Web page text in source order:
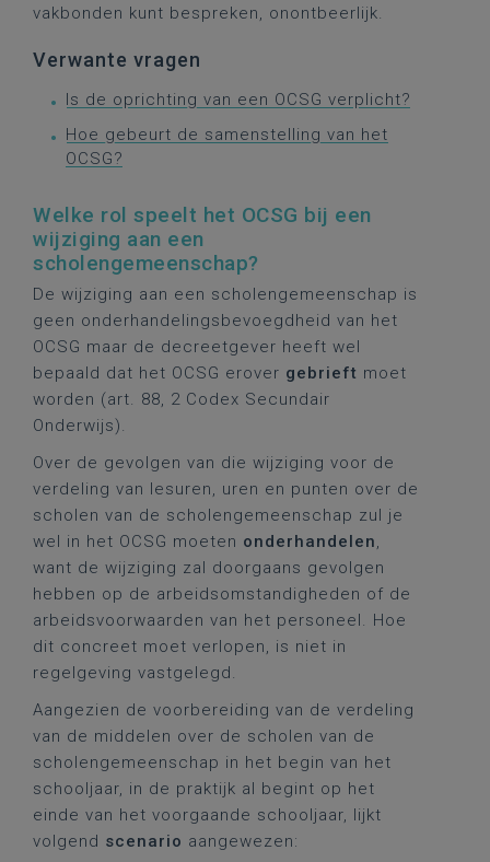
vakbonden kunt bespreken, onontbeerlijk.
Verwante vragen
Is de oprichting van een OCSG verplicht?
Hoe gebeurt de samenstelling van het
OCSG?
Welke rol speelt het OCSG bij een
wijziging aan een
scholengemeenschap?
De wijziging aan een scholengemeenschap is
geen onderhandelingsbevoegdheid van het
OCSG maar de decreetgever heeft wel
bepaald dat het OCSG erover gebrieft moet
worden (art. 88, 2 Codex Secundair
Onderwijs).
Over de gevolgen van die wijziging voor de
verdeling van lesuren, uren en punten over de
scholen van de scholengemeenschap zul je
wel in het OCSG moeten onderhandelen,
want de wijziging zal doorgaans gevolgen
hebben op de arbeidsomstandigheden of de
arbeidsvoorwaarden van het personeel. Hoe
dit concreet moet verlopen, is niet in
regelgeving vastgelegd.
Aangezien de voorbereiding van de verdeling
van de middelen over de scholen van de
scholengemeenschap in het begin van het
schooljaar, in de praktijk al begint op het
einde van het voorgaande schooljaar, lijkt
volgend scenario aangewezen: